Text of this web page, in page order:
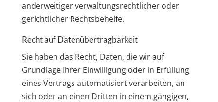
anderweitiger verwaltungsrechtlicher oder
gerichtlicher Rechtsbehelfe.
Recht auf Daten­übertrag­barkeit
Sie haben das Recht, Daten, die wir auf
Grundlage Ihrer Einwilligung oder in Erfüllung
eines Vertrags automatisiert verarbeiten, an
sich oder an einen Dritten in einem gängigen,